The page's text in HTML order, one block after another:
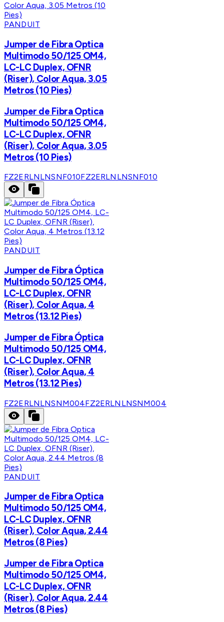
PANDUIT
Jumper de Fibra Optica
Multimodo 50/125 OM4,
LC-LC Duplex, OFNR
(Riser), Color Aqua, 3.05
Metros (10 Pies)
Jumper de Fibra Optica
Multimodo 50/125 OM4,
LC-LC Duplex, OFNR
(Riser), Color Aqua, 3.05
Metros (10 Pies)
FZ2ERLNLNSNF010FZ2ERLNLNSNF010
PANDUIT
Jumper de Fibra Óptica
Multimodo 50/125 OM4,
LC-LC Duplex, OFNR
(Riser), Color Aqua, 4
Metros (13.12 Pies)
Jumper de Fibra Óptica
Multimodo 50/125 OM4,
LC-LC Duplex, OFNR
(Riser), Color Aqua, 4
Metros (13.12 Pies)
FZ2ERLNLNSNM004FZ2ERLNLNSNM004
PANDUIT
Jumper de Fibra Optica
Multimodo 50/125 OM4,
LC-LC Duplex, OFNR
(Riser), Color Aqua, 2.44
Metros (8 Pies)
Jumper de Fibra Optica
Multimodo 50/125 OM4,
LC-LC Duplex, OFNR
(Riser), Color Aqua, 2.44
Metros (8 Pies)